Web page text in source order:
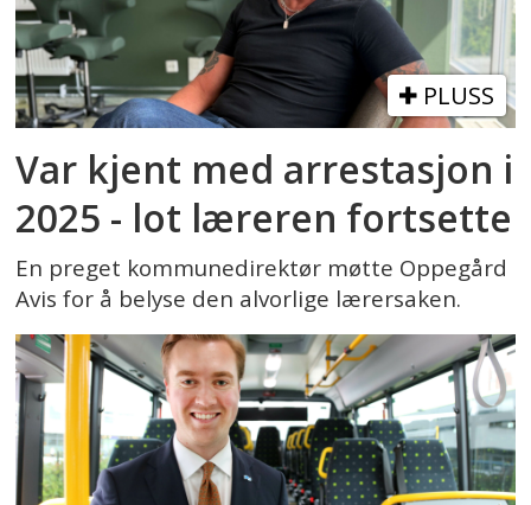
PLUSS
Var kjent med arrestasjon i
2025 - lot læreren fortsette
En preget kommunedirektør møtte Oppegård
Avis for å belyse den alvorlige lærersaken.